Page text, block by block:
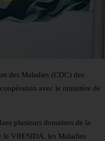
des Maladies (CDC) des
avec le ministère de
plusieurs domaines de la
le VIH/SIDA, les Maladies